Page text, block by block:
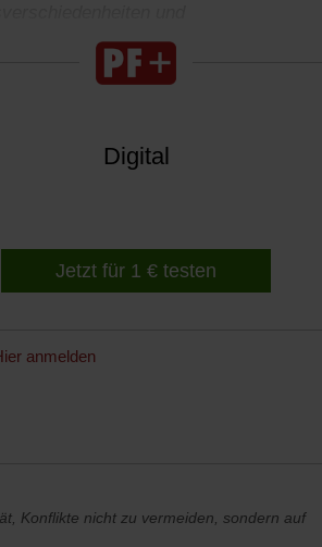
und
Digital
Jetzt für 1 € testen
anmelden
Konflikte nicht zu vermeiden, sondern auf